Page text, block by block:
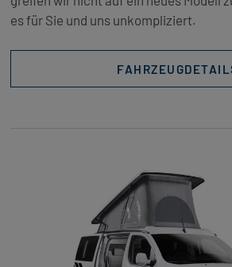
es für Sie und uns unkompliziert.